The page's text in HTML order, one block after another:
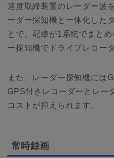
速度取締装置のレーダー波
ーダー探知機と一体化した
とで、配線が1系統でまと
ー探知機でドライブレコー
また、レーダー探知機には
GPS付きレコーダーとレー
コストが抑えられます。
常時録画